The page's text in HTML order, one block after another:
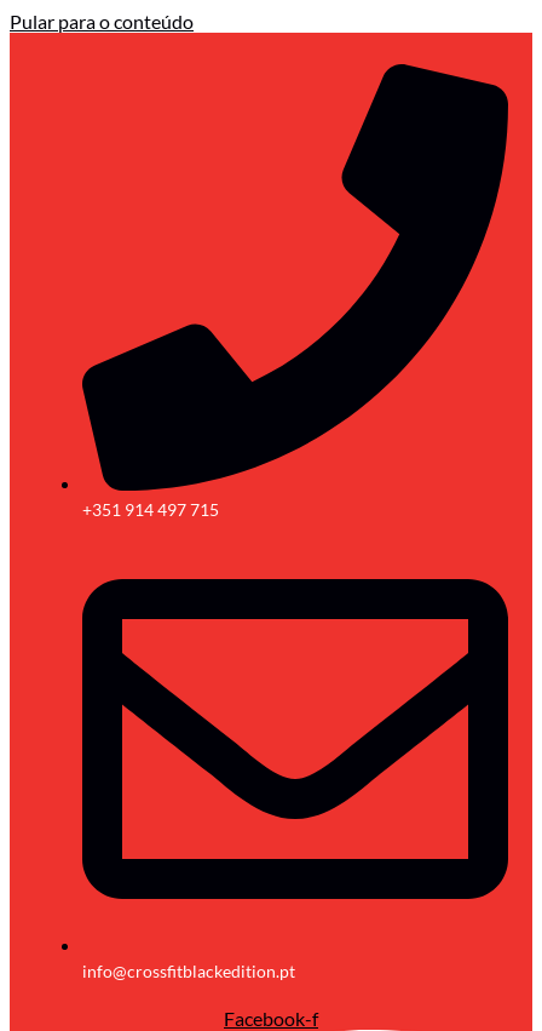
Pular para o conteúdo
+351 914 497 715
info@crossfitblackedition.pt
Facebook-f